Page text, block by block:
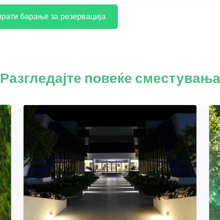
барање за резервација
Разгледајте повеќе сместувања